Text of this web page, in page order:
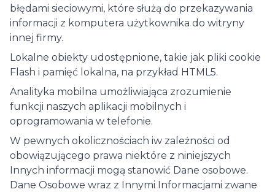
błędami sieciowymi, które służą do przekazywania
informacji z komputera użytkownika do witryny
innej firmy.
Lokalne obiekty udostępnione, takie jak pliki cookie
Flash i pamięć lokalna, na przykład HTML5.
Analityka mobilna umożliwiająca zrozumienie
funkcji naszych aplikacji mobilnych i
oprogramowania w telefonie.
W pewnych okolicznościach iw zależności od
obowiązującego prawa niektóre z niniejszych
Innych informacji mogą stanowić Dane osobowe.
Dane Osobowe wraz z Innymi Informacjami zwane